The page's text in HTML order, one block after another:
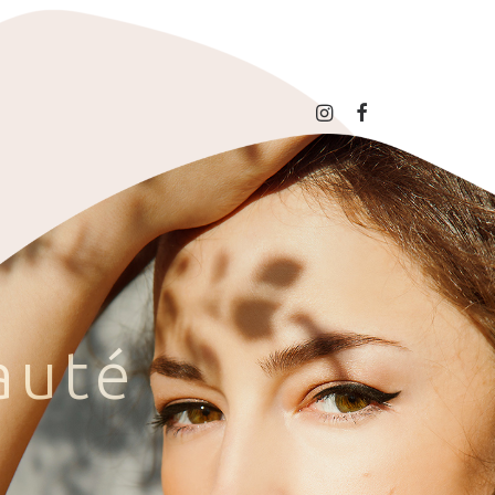
uté